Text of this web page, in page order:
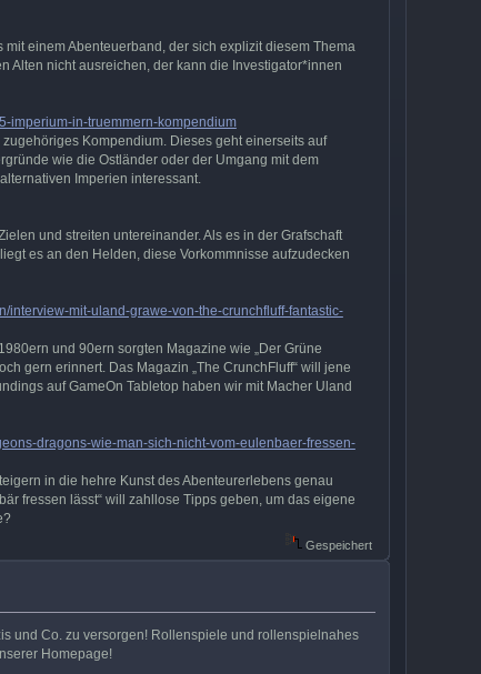
einem Abenteuerband, der sich explizit diesem Thema
Alten nicht ausreichen, der kann die Investigator*innen
imperium-in-truemmern-kompendium
Kompendium. Dieses geht einerseits auf
wie die Ostländer oder der Umgang mit dem
Imperien interessant.
und streiten untereinander. Als es in der Grafschaft
es an den Helden, diese Vorkommnisse aufzudecken
interview-mit-uland-grawe-von-the-crunchfluff-fantastic-
und 90ern sorgten Magazine wie „Der Grüne
gern erinnert. Das Magazin „The CrunchFluff“ will jene
auf GameOn Tabletop haben wir mit Macher Uland
dragons-wie-man-sich-nicht-vom-eulenbaer-fressen-
in die hehre Kunst des Abenteurerlebens genau
fressen lässt“ will zahllose Tipps geben, um das eigene
Gespeichert
und Co. zu versorgen! Rollenspiele und rollenspielnahes
Homepage!